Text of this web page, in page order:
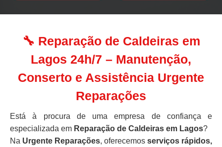
🔧 Reparação de Caldeiras em
Lagos 24h/7 – Manutenção,
Conserto e Assistência Urgente
Reparações
Está à procura de uma empresa de confiança e
especializada em Reparação de Caldeiras em Lagos?
Na Urgente Reparações, oferecemos serviços rápidos,